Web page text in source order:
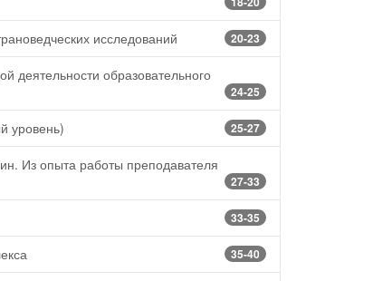
исследований 20-23
деятельности образовательного
24-25
уровень) 25-27
Из опыта работы преподавателя
27-33
33-35
35-40